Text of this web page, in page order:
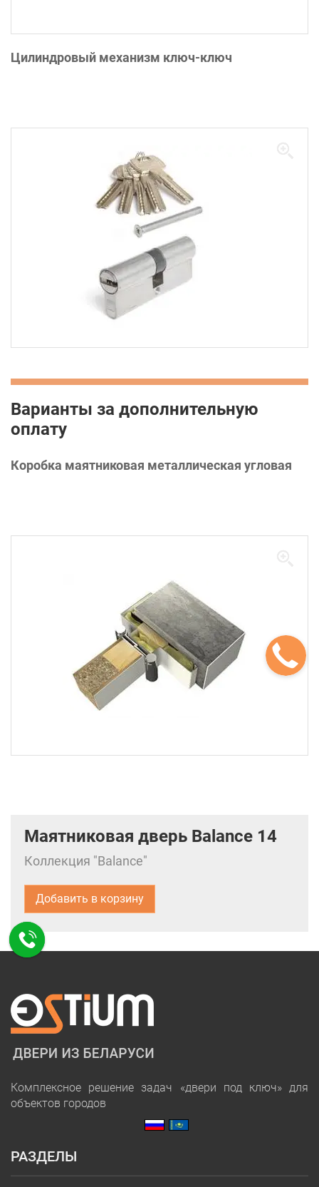
Цилиндровый механизм ключ-ключ
Варианты за дополнительную
оплату
Коробка маятниковая металлическая угловая
Маятниковая дверь Balance 14
Коллекция "Balance"
Добавить в корзину
Комплексное решение задач «двери под ключ» для
объектов городов
РАЗДЕЛЫ